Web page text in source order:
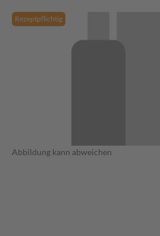
Rezeptpflichtig
Abbildung kann abweichen